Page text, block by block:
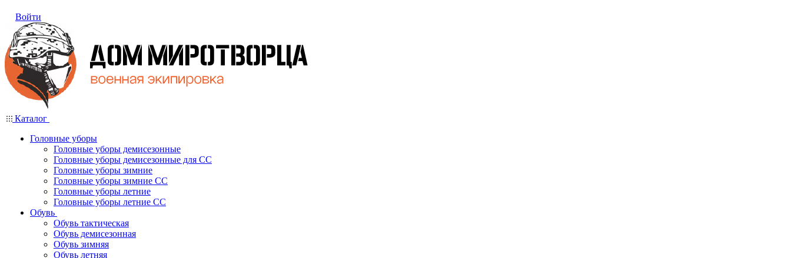
Войти
Каталог
Головные уборы
Головные уборы демисезонные
Головные уборы демисезонные для СС
Головные уборы зимние
Головные уборы зимние СС
Головные уборы летние
Головные уборы летние СС
Обувь
Обувь тактическая
Обувь демисезонная
Обувь зимняя
Обувь летняя